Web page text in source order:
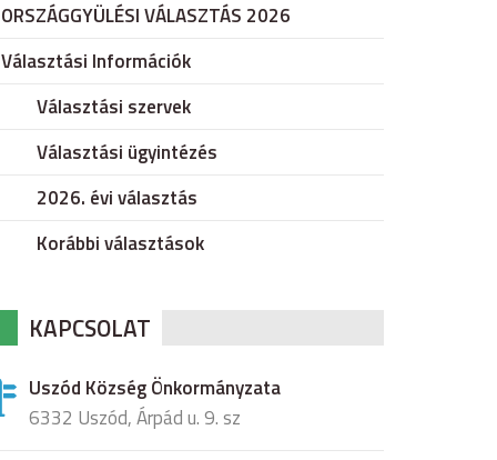
ORSZÁGGYÜLÉSI VÁLASZTÁS 2026
Választási Információk
Választási szervek
Választási ügyintézés
2026. évi választás
Korábbi választások
KAPCSOLAT
Uszód Község Önkormányzata
6332 Uszód, Árpád u. 9. sz